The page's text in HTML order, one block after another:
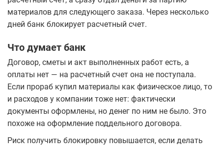
материалов для следующего заказа. Через несколько
дней банк блокирует расчетный счет.
Что думает банк
Договор, сметы и акт выполненных работ есть, а
оплаты нет — на расчетный счет она не поступала.
Если прораб купил материалы как физическое лицо, то
и расходов у компании тоже нет: фактически
документы оформлены, но денег по ним не было. Это
похоже на оформление поддельного договора.
Риск получить блокировку повышается, если делать